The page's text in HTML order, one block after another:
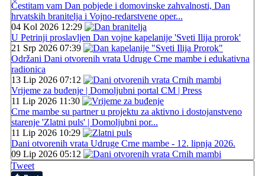
Čestitam vam Dan pobjede i domovinske zahvalnosti, Dan
hrvatskih branitelja i Vojno-redarstvene oper...
04 Kol 2026 12:29
U Petrinji proslavljen Dan vojne kapelanije 'Sveti Ilija prorok'
21 Srp 2026 07:39
Održani Dani otvorenih vrata Udruge Crne mambe i edukativna
radionica
13 Lip 2026 07:12
Vrijeme za buđenje | Domoljubni portal CM | Press
11 Lip 2026 11:30
Crne mambe su partner u projektu za aktivno i dostojanstveno
starenje 'Zlatni puls' | Domoljubni por...
11 Lip 2026 10:29
Dani otvorenih vrata Udruge Crne mambe - 12. lipnja 2026.
09 Lip 2026 05:12
Tweet